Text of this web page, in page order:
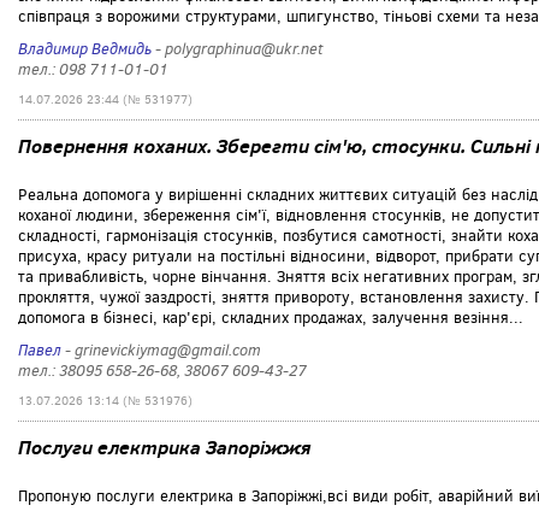
співпраця з ворожими структурами, шпигунство, тіньові схеми та
Владимир Ведмидь- polygraphinua@ukr.net
тел.: 098 711-01-01
14.07.2026 23:44 (№ 531977)
Повернення коханих. Зберегти сім'ю, стосунки.
Реальна допомога у вирішенні складних життєвих ситуацій без
коханої людини, збереження сім'ї, відновлення стосунків, не
складності, гармонізація стосунків, позбутися самотності, знайти
присуха, красу ритуали на постільні відносини, відворот, прибрати
та привабливість, чорне вінчання. Зняття всіх негативних програм,
прокляття, чужої заздрості, зняття привороту, встановлення
допомога в бізнесі, кар'єрі, складних продажах, залучення везіння...
Павел- grinevickiymag@gmail.com
тел.: 38095 658-26-68, 38067 609-43-27
13.07.2026 13:14 (№ 531976)
Послуги електрика Запоріжжя
Пропоную послуги електрика в Запоріжжі,всі види робіт, аварійний